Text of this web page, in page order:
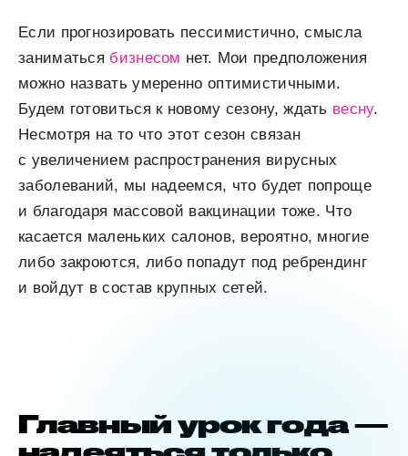
Если прогнозировать пессимистично, смысла
заниматься бизнесом нет. Мои предположения
можно назвать умеренно оптимистичными.
Будем готовиться к новому сезону, ждать весну.
Несмотря на то что этот сезон связан
с увеличением распространения вирусных
заболеваний, мы надеемся, что будет попроще
и благодаря массовой вакцинации тоже. Что
касается маленьких салонов, вероятно, многие
либо закроются, либо попадут под ребрендинг
и войдут в состав крупных сетей.
Главный урок года —